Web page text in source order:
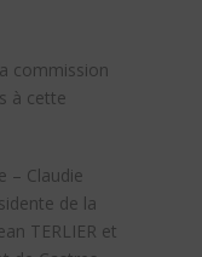
commission
à cette
– Claudie
de la
TERLIER et